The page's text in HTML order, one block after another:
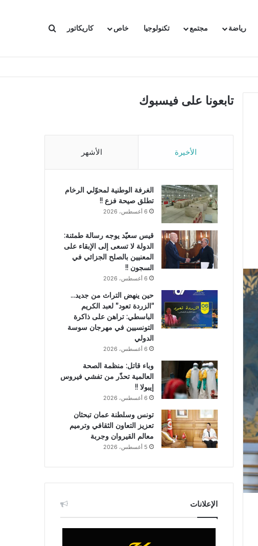
رياضة مجتمع تكنولوجيا خاص كاريكاتور بحث عن
تابعونا على فيسبوك
الأخيرة الأشهر
الغرفة الوطنية لمحوّلي الرخام
تطلق صيحة فزع !!
6 أغسطس، 2026
قيس سعيّد يوجه رسالة طمئنة:
الدولة لا تسعى إلى الإبقاء على
المعنيين بالصلح الجزائي في
السجون !!
6 أغسطس، 2026
حين ينهض التراث من جديد…
“الزردة تعود” لعبد الكريم
الباسطي: تراهن على ذاكرة
التونسيين في مهرجان سوسة
الدولي
6 أغسطس، 2026
وباء قاتل: منظمة الصحة
العالمية تحذّر من تفشي فيروس
إيبولا !!
6 أغسطس، 2026
تونس وسلطنة عمان تبحثان
تعزيز التعاون الثقافي وترميم
معالم القيروان وجربة
5 أغسطس، 2026
الإعلانات